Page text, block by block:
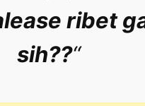
ribet
sih??“